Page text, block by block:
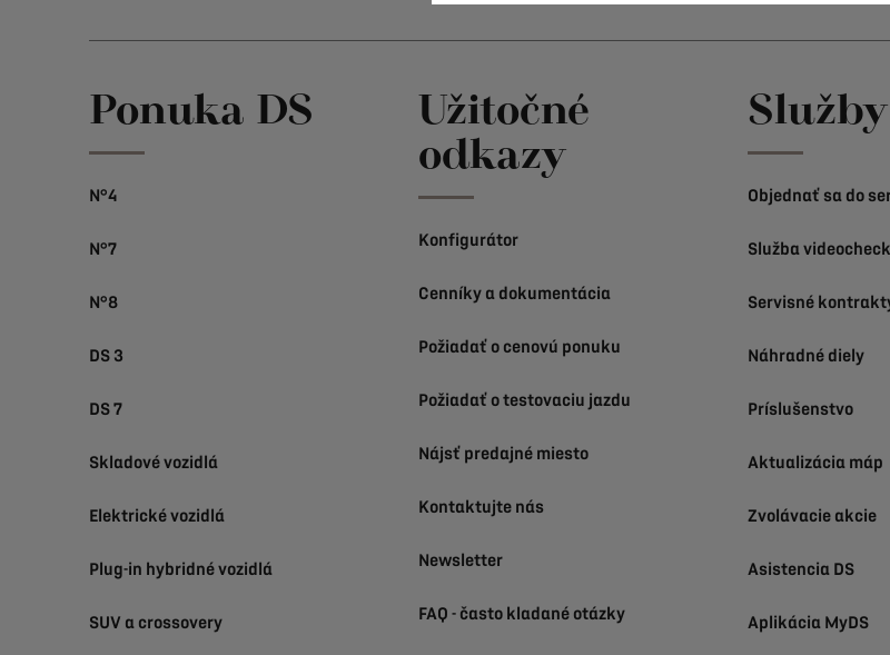
Ponuka DS
N°4
N°7
N°8
DS 3
DS 7
Skladové vozidlá
Elektrické vozidlá
Plug-in hybridné vozidlá
SUV a crossovery
Užitočné
odkazy
Konfigurátor
Cenníky a dokumentácia
Požiadať o cenovú ponuku
Požiadať o testovaciu jazdu
Nájsť predajné miesto
Kontaktujte nás
Newsletter
FAQ - často kladané otázky
Služby
Objednať sa do
Služba
Servisné
Náhradné diely
Príslušenstvo
Aktualizácia máp
Zvolávacie akcie
Asistencia DS
Aplikácia MyDS